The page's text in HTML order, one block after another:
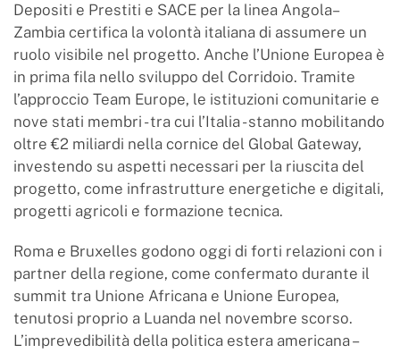
Depositi e Prestiti e SACE per la linea Angola–
Zambia certifica la volontà italiana di assumere un
ruolo visibile nel progetto. Anche l’Unione Europea è
in prima fila nello sviluppo del Corridoio. Tramite
l’approccio Team Europe, le istituzioni comunitarie e
nove stati membri - tra cui l’Italia - stanno mobilitando
oltre €2 miliardi nella cornice del Global Gateway,
investendo su aspetti necessari per la riuscita del
progetto, come infrastrutture energetiche e digitali,
progetti agricoli e formazione tecnica.
Roma e Bruxelles godono oggi di forti relazioni con i
partner della regione, come confermato durante il
summit tra Unione Africana e Unione Europea,
tenutosi proprio a Luanda nel novembre scorso.
L’imprevedibilità della politica estera americana –